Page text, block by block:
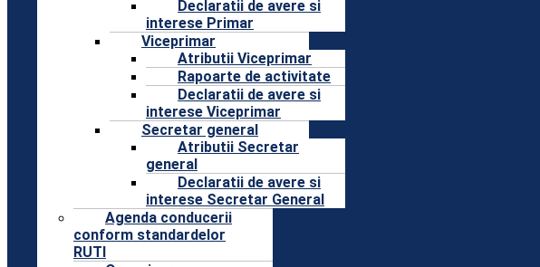
Declaratii de avere si
interese Primar
Viceprimar
Atributii Viceprimar
Rapoarte de activitate
Declaratii de avere si
interese Viceprimar
Secretar general
Atributii Secretar
general
Declaratii de avere si
interese Secretar General
Agenda conducerii
conform standardelor
RUTI